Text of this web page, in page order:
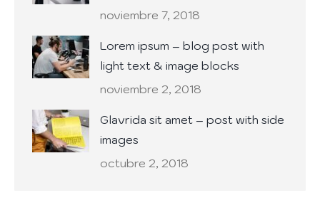
noviembre 7, 2018
Lorem ipsum – blog post with
light text & image blocks
noviembre 2, 2018
Glavrida sit amet – post with side
images
octubre 2, 2018